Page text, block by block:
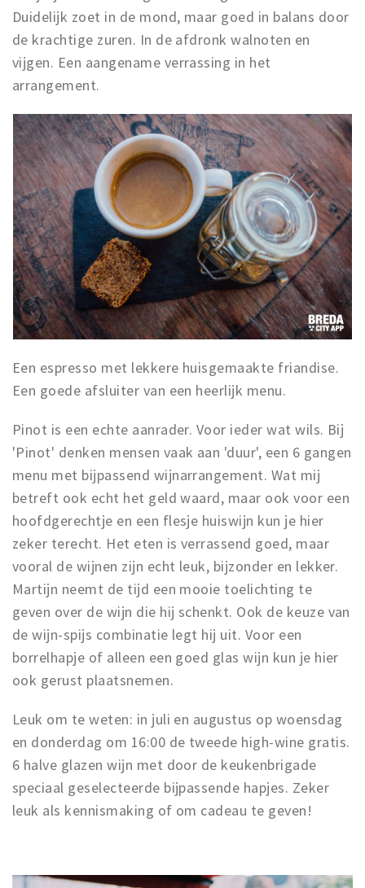
Duidelijk zoet in de mond, maar goed in balans door
de krachtige zuren. In de afdronk walnoten en
vijgen. Een aangename verrassing in het
arrangement.
Een espresso met lekkere huisgemaakte friandise.
Een goede afsluiter van een heerlijk menu.
Pinot is een echte aanrader. Voor ieder wat wils. Bij
'Pinot' denken mensen vaak aan 'duur', een 6 gangen
menu met bijpassend wijnarrangement. Wat mij
betreft ook echt het geld waard, maar ook voor een
hoofdgerechtje en een flesje huiswijn kun je hier
zeker terecht. Het eten is verrassend goed, maar
vooral de wijnen zijn echt leuk, bijzonder en lekker.
Martijn neemt de tijd een mooie toelichting te
geven over de wijn die hij schenkt. Ook de keuze van
de wijn-spijs combinatie legt hij uit. Voor een
borrelhapje of alleen een goed glas wijn kun je hier
ook gerust plaatsnemen.
Leuk om te weten: in juli en augustus op woensdag
en donderdag om 16:00 de tweede high-wine gratis.
6 halve glazen wijn met door de keukenbrigade
speciaal geselecteerde bijpassende hapjes. Zeker
leuk als kennismaking of om cadeau te geven!